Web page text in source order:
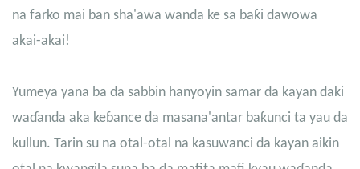
na farko mai ban sha'awa wanda ke sa baƙi dawowa
akai-akai!
Yumeya yana ba da sabbin hanyoyin samar da kayan daki
waɗanda aka keɓance da masana'antar baƙunci ta yau da
kullun. Tarin su na otal-otal na kasuwanci da kayan aikin